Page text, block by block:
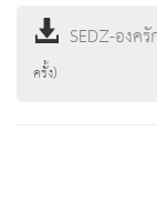
SEDZ-องค
ครั้ง)